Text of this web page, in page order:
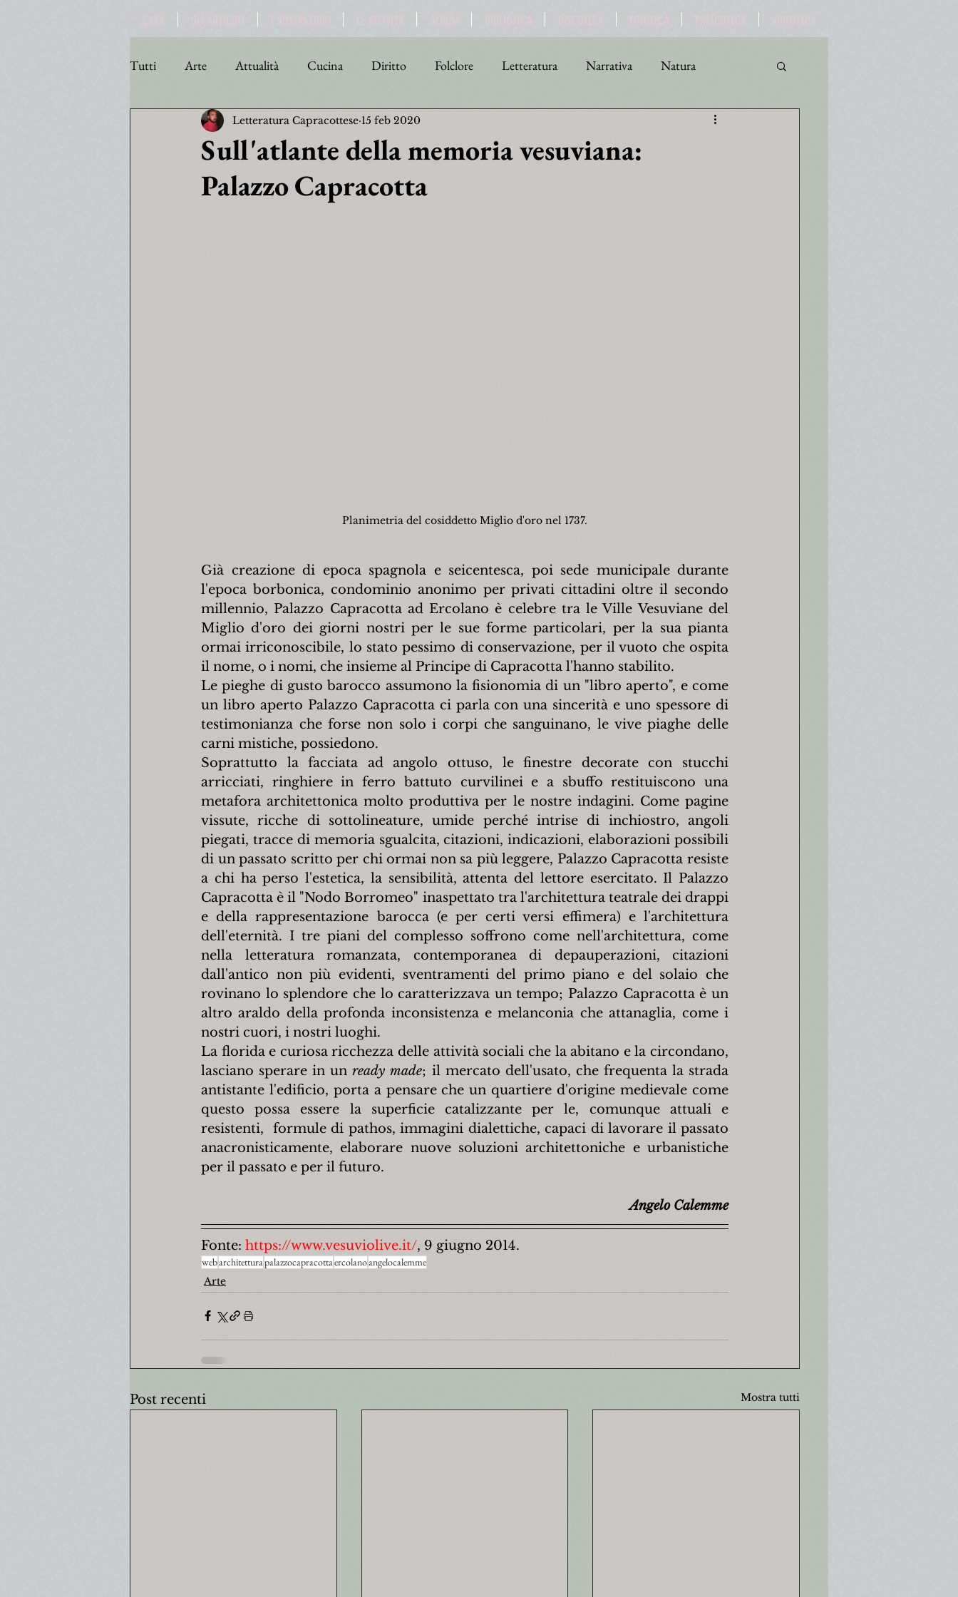
Tutti Arte Attualità Cucina Diritto Folclore Letteratura Narrativa Natura
Personaggi Poesia Politica Religione Turismo
Sull'atlante della memoria vesuviana:
Palazzo Capracotta
Letteratura Capracottese 15 feb 2020
Planimetria del cosiddetto Miglio d'oro nel 1737.
Già creazione di epoca spagnola e seicentesca, poi sede municipale durante
l'epoca borbonica, condominio anonimo per privati cittadini oltre il secondo
millennio, Palazzo Capracotta ad Ercolano è celebre tra le Ville Vesuviane del
Miglio d'oro dei giorni nostri per le sue forme particolari, per la sua pianta
ormai irriconoscibile, lo stato pessimo di conservazione, per il vuoto che ospita
il nome, o i nomi, che insieme al Principe di Capracotta l'hanno stabilito.
Le pieghe di gusto barocco assumono la fisionomia di un "libro aperto", e come
un libro aperto Palazzo Capracotta ci parla con una sincerità e uno spessore di
testimonianza che forse non solo i corpi che sanguinano, le vive piaghe delle
carni mistiche, possiedono.
Soprattutto la facciata ad angolo ottuso, le finestre decorate con stucchi
arricciati, ringhiere in ferro battuto curvilinei e a sbuffo restituiscono una
metafora architettonica molto produttiva per le nostre indagini. Come pagine
vissute, ricche di sottolineature, umide perché intrise di inchiostro, angoli
piegati, tracce di memoria sgualcita, citazioni, indicazioni, elaborazioni possibili
di un passato scritto per chi ormai non sa più leggere, Palazzo Capracotta resiste
a chi ha perso l'estetica, la sensibilità, attenta del lettore esercitato. Il Palazzo
Capracotta è il "Nodo Borromeo" inaspettato tra l'architettura teatrale dei drappi
e della rappresentazione barocca (e per certi versi effimera) e l'architettura
dell'eternità. I tre piani del complesso soffrono come nell'architettura, come
nella letteratura romanzata, contemporanea di depauperazioni, citazioni
dall'antico non più evidenti, sventramenti del primo piano e del solaio che
rovinano lo splendore che lo caratterizzava un tempo; Palazzo Capracotta è un
altro araldo della profonda inconsistenza e melanconia che attanaglia, come i
nostri cuori, i nostri luoghi.
La florida e curiosa ricchezza delle attività sociali che la abitano e la circondano,
lasciano sperare in un ready made; il mercato dell'usato, che frequenta la strada
antistante l'edificio, porta a pensare che un quartiere d'origine medievale come
questo possa essere la superficie catalizzante per le, comunque attuali e
resistenti,  formule di pathos, immagini dialettiche, capaci di lavorare il passato
anacronisticamente, elaborare nuove soluzioni architettoniche e urbanistiche
per il passato e per il futuro.
Angelo Calemme
Fonte: https://www.vesuviolive.it/, 9 giugno 2014.
webarchitetturapalazzocapracottaercolanoangelocalemme
Arte
Post recenti Mostra tutti